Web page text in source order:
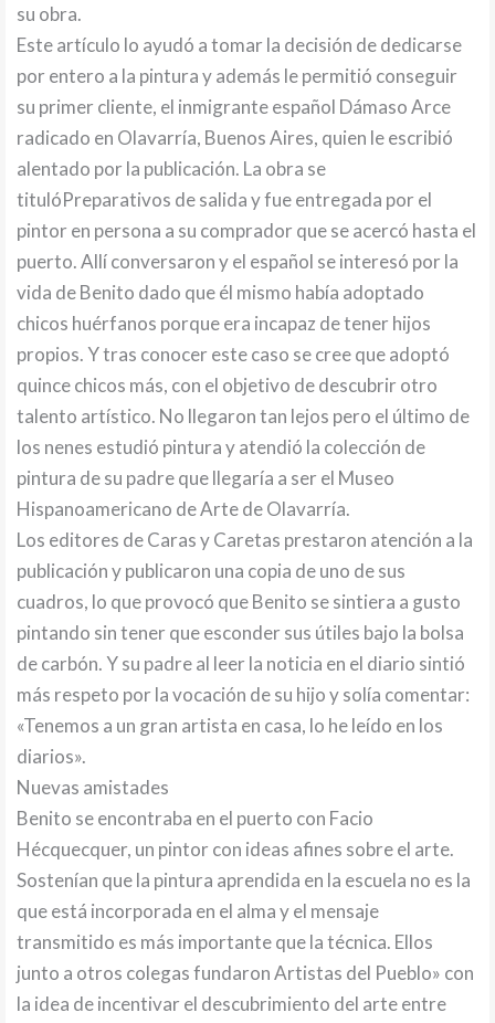
su obra.
Este artículo lo ayudó a tomar la decisión de dedicarse
por entero a la pintura y además le permitió conseguir
su primer cliente, el inmigrante español Dámaso Arce
radicado en Olavarría, Buenos Aires, quien le escribió
alentado por la publicación. La obra se
titulóPreparativos de salida y fue entregada por el
pintor en persona a su comprador que se acercó hasta el
puerto. Allí conversaron y el español se interesó por la
vida de Benito dado que él mismo había adoptado
chicos huérfanos porque era incapaz de tener hijos
propios. Y tras conocer este caso se cree que adoptó
quince chicos más, con el objetivo de descubrir otro
talento artístico. No llegaron tan lejos pero el último de
los nenes estudió pintura y atendió la colección de
pintura de su padre que llegaría a ser el Museo
Hispanoamericano de Arte de Olavarría.
Los editores de Caras y Caretas prestaron atención a la
publicación y publicaron una copia de uno de sus
cuadros, lo que provocó que Benito se sintiera a gusto
pintando sin tener que esconder sus útiles bajo la bolsa
de carbón. Y su padre al leer la noticia en el diario sintió
más respeto por la vocación de su hijo y solía comentar:
«Tenemos a un gran artista en casa, lo he leído en los
diarios».
Nuevas amistades
Benito se encontraba en el puerto con Facio
Hécquecquer, un pintor con ideas afines sobre el arte.
Sostenían que la pintura aprendida en la escuela no es la
que está incorporada en el alma y el mensaje
transmitido es más importante que la técnica. Ellos
junto a otros colegas fundaron Artistas del Pueblo» con
la idea de incentivar el descubrimiento del arte entre